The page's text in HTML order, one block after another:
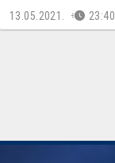
13.05.2021. 23:40